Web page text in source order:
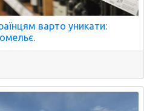
варто уникати: